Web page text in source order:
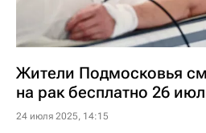
Жители Подмосковья
на рак бесплатно 26
24 июля 2025, 14:15